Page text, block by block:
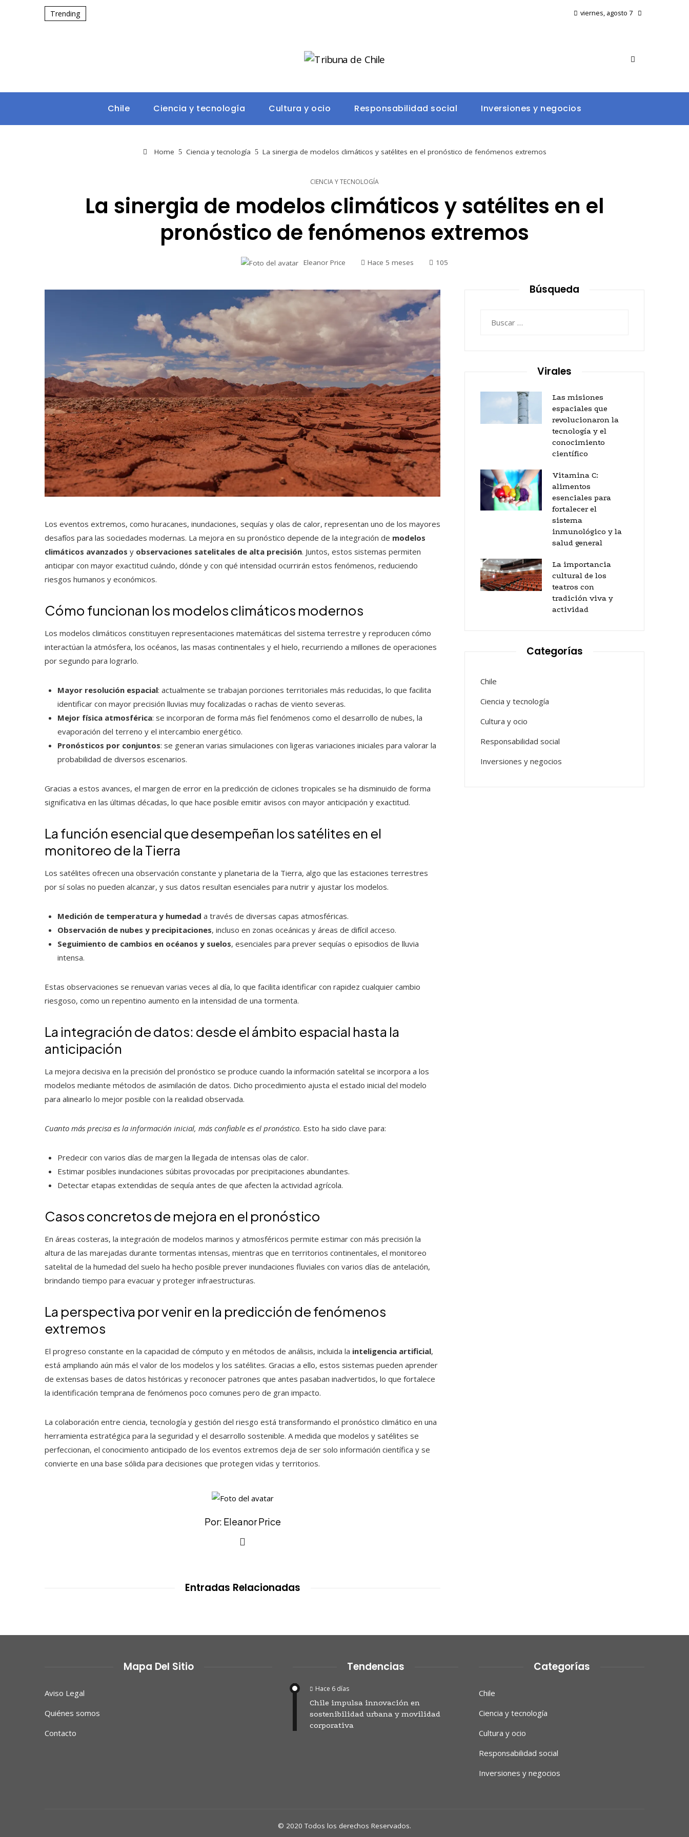
Trending viernes, agosto 7
Chile Ciencia y tecnología Cultura y ocio Responsabilidad social Inversiones y negocios
Home Ciencia y tecnología La sinergia de modelos climáticos y satélites en el pronóstico de fenómenos extremos
CIENCIA Y TECNOLOGÍA
La sinergia de modelos climáticos y satélites en el
pronóstico de fenómenos extremos
Eleanor Price Hace 5 meses 105
Los eventos extremos, como huracanes, inundaciones, sequías y olas de calor, representan uno de los mayores
desafíos para las sociedades modernas. La mejora en su pronóstico depende de la integración de modelos
climáticos avanzados y observaciones satelitales de alta precisión. Juntos, estos sistemas permiten
anticipar con mayor exactitud cuándo, dónde y con qué intensidad ocurrirán estos fenómenos, reduciendo
riesgos humanos y económicos.
Cómo funcionan los modelos climáticos modernos
Los modelos climáticos constituyen representaciones matemáticas del sistema terrestre y reproducen cómo
interactúan la atmósfera, los océanos, las masas continentales y el hielo, recurriendo a millones de operaciones
por segundo para lograrlo.
Mayor resolución espacial: actualmente se trabajan porciones territoriales más reducidas, lo que facilita
identificar con mayor precisión lluvias muy focalizadas o rachas de viento severas.
Mejor física atmosférica: se incorporan de forma más fiel fenómenos como el desarrollo de nubes, la
evaporación del terreno y el intercambio energético.
Pronósticos por conjuntos: se generan varias simulaciones con ligeras variaciones iniciales para valorar la
probabilidad de diversos escenarios.
Gracias a estos avances, el margen de error en la predicción de ciclones tropicales se ha disminuido de forma
significativa en las últimas décadas, lo que hace posible emitir avisos con mayor anticipación y exactitud.
La función esencial que desempeñan los satélites en el
monitoreo de la Tierra
Los satélites ofrecen una observación constante y planetaria de la Tierra, algo que las estaciones terrestres
por sí solas no pueden alcanzar, y sus datos resultan esenciales para nutrir y ajustar los modelos.
Medición de temperatura y humedad a través de diversas capas atmosféricas.
Observación de nubes y precipitaciones, incluso en zonas oceánicas y áreas de difícil acceso.
Seguimiento de cambios en océanos y suelos, esenciales para prever sequías o episodios de lluvia
intensa.
Estas observaciones se renuevan varias veces al día, lo que facilita identificar con rapidez cualquier cambio
riesgoso, como un repentino aumento en la intensidad de una tormenta.
La integración de datos: desde el ámbito espacial hasta la
anticipación
La mejora decisiva en la precisión del pronóstico se produce cuando la información satelital se incorpora a los
modelos mediante métodos de asimilación de datos. Dicho procedimiento ajusta el estado inicial del modelo
para alinearlo lo mejor posible con la realidad observada.
Cuanto más precisa es la información inicial, más confiable es el pronóstico. Esto ha sido clave para:
Predecir con varios días de margen la llegada de intensas olas de calor.
Estimar posibles inundaciones súbitas provocadas por precipitaciones abundantes.
Detectar etapas extendidas de sequía antes de que afecten la actividad agrícola.
Casos concretos de mejora en el pronóstico
En áreas costeras, la integración de modelos marinos y atmosféricos permite estimar con más precisión la
altura de las marejadas durante tormentas intensas, mientras que en territorios continentales, el monitoreo
satelital de la humedad del suelo ha hecho posible prever inundaciones fluviales con varios días de antelación,
brindando tiempo para evacuar y proteger infraestructuras.
La perspectiva por venir en la predicción de fenómenos
extremos
El progreso constante en la capacidad de cómputo y en métodos de análisis, incluida la inteligencia artificial,
está ampliando aún más el valor de los modelos y los satélites. Gracias a ello, estos sistemas pueden aprender
de extensas bases de datos históricas y reconocer patrones que antes pasaban inadvertidos, lo que fortalece
la identificación temprana de fenómenos poco comunes pero de gran impacto.
La colaboración entre ciencia, tecnología y gestión del riesgo está transformando el pronóstico climático en una
herramienta estratégica para la seguridad y el desarrollo sostenible. A medida que modelos y satélites se
perfeccionan, el conocimiento anticipado de los eventos extremos deja de ser solo información científica y se
convierte en una base sólida para decisiones que protegen vidas y territorios.
Por: Eleanor Price
Entradas Relacionadas
Búsqueda
Virales
Las misiones
espaciales que
revolucionaron la
tecnología y el
conocimiento
científico
Vitamina C:
alimentos
esenciales para
fortalecer el
sistema
inmunológico y la
salud general
La importancia
cultural de los
teatros con
tradición viva y
actividad
Categorías
Chile
Ciencia y tecnología
Cultura y ocio
Responsabilidad social
Inversiones y negocios
Mapa Del Sitio
Aviso Legal
Quiénes somos
Contacto
Tendencias
Hace 6 días
Chile impulsa innovación en
sostenibilidad urbana y movilidad
corporativa
Categorías
Chile
Ciencia y tecnología
Cultura y ocio
Responsabilidad social
Inversiones y negocios
© 2020 Todos los derechos Reservados.